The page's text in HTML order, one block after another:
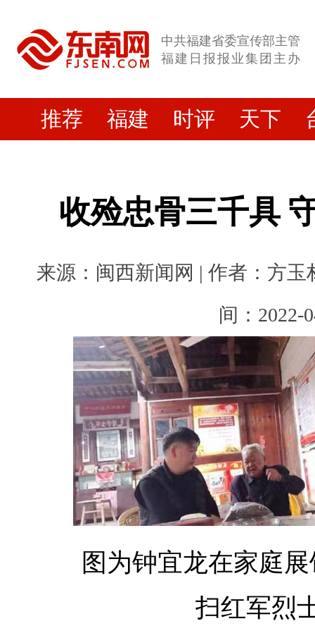
中共福建省委宣传部主管
福建日报报业集团主办
推荐 福建 时评 天下
收殓忠骨三千具
来源：闽西新闻网 | 作者：方玉
间：2022-
图为钟宜龙在家庭
扫红军烈